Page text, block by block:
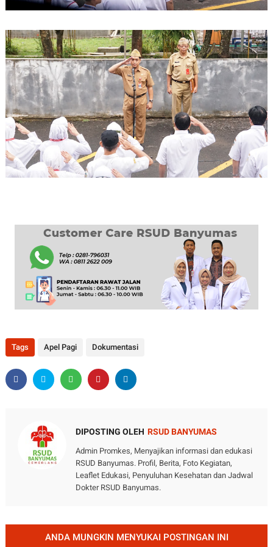
Tags Apel Pagi Dokumentasi
DIPOSTING OLEH RSUD BANYUMAS
Admin Promkes, Menyajikan informasi dan edukasi
RSUD Banyumas. Profil, Berita, Foto Kegiatan,
Leaflet Edukasi, Penyuluhan Kesehatan dan Jadwal
Dokter RSUD Banyumas.
ANDA MUNGKIN MENYUKAI POSTINGAN INI